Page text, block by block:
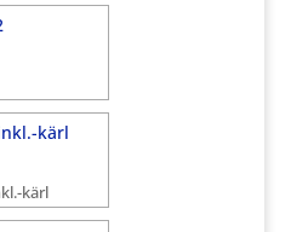
kärl